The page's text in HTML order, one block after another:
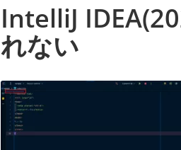
IntelliJ
れない